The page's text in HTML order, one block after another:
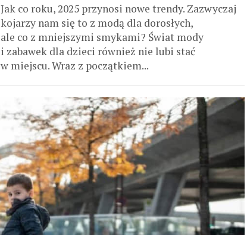
Jak co roku, 2025 przynosi nowe trendy. Zazwyczaj
kojarzy nam się to z modą dla dorosłych,
ale co z mniejszymi smykami? Świat mody
i zabawek dla dzieci również nie lubi stać
w miejscu. Wraz z początkiem...